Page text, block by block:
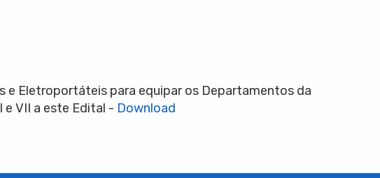
e Eletroportáteis para equipar os Departamentos da
VII a este Edital - Download